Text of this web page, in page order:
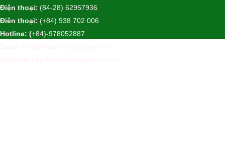
Điện thoại: (84-28) 62957936
Điên thoại: (+84) 938 702 006
Hotline: (+84)-978052887